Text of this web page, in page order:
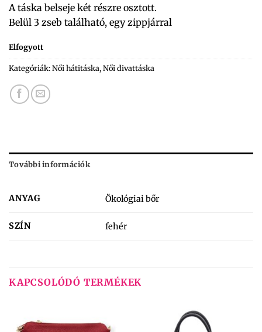
A táska belseje két részre osztott.
Belül 3 zseb található, egy zippjárral
Elfogyott
Kategóriák:Női hátitáska,Női divattáska
További információk
ANYAG Ökológiai bőr
SZÍN fehér
KAPCSOLÓDÓ TERMÉKEK